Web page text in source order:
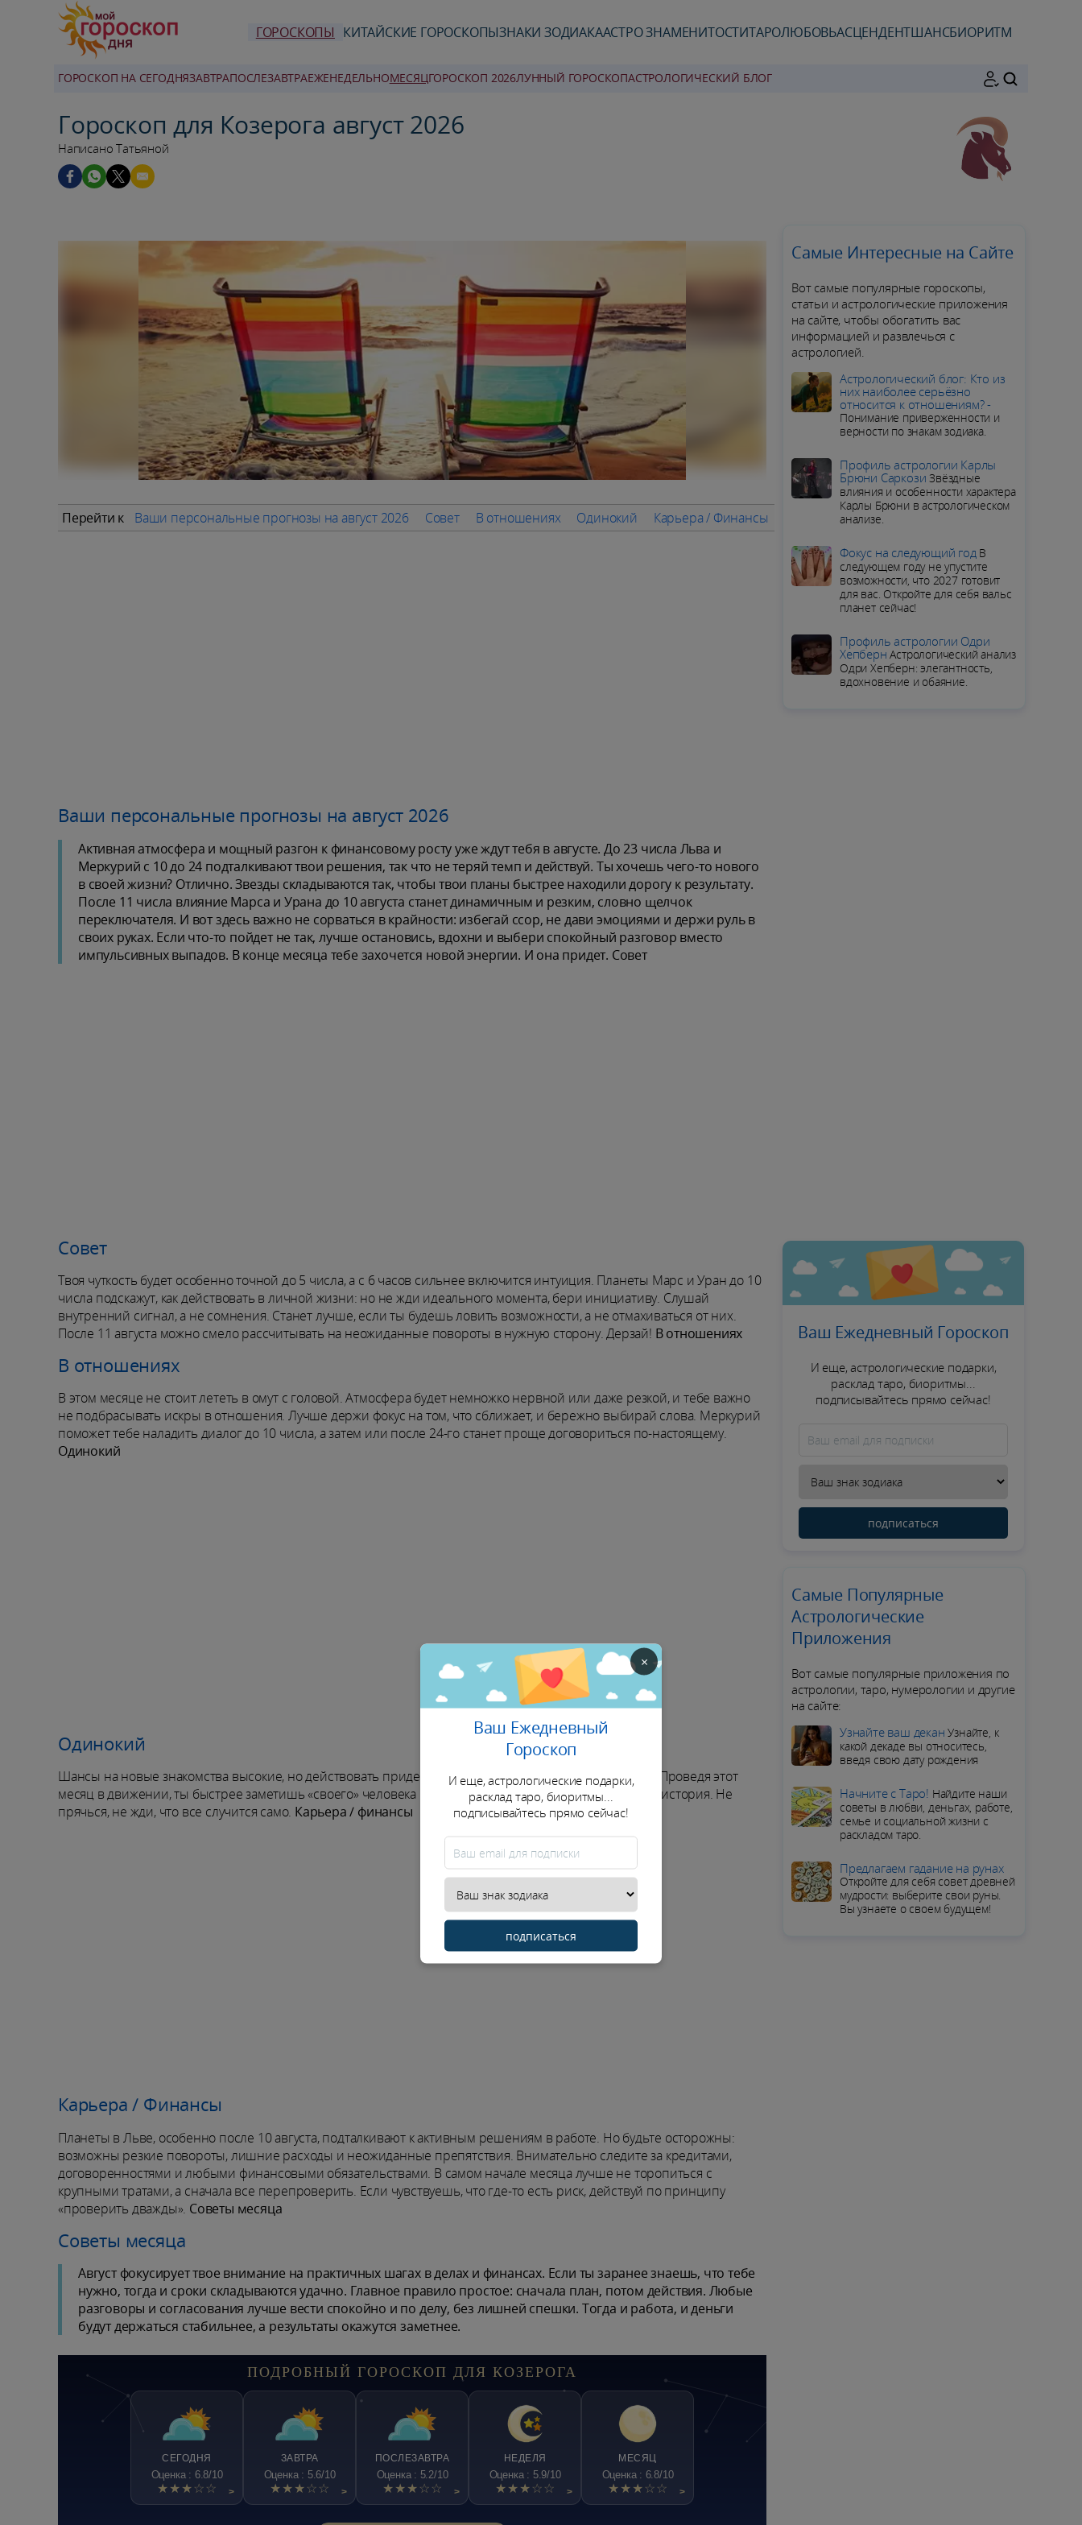
ГОРОСКОПЫ КИТАЙСКИЕ ГОРОСКОПЫЗНАКИ ЗОДИАКААСТРО ЗНАМЕНИТОСТИТАРОЛЮБОВЬАСЦЕНДЕНТШАНСБИОРИТМ
ГОРОСКОП НА СЕГОДНЯЗАВТРАПОСЛЕЗАВТРАЕЖЕНЕДЕЛЬНОMЕСЯЦГОРОСКОП 2026ЛУННЫЙ ГОРОСКОПAСТРОЛОГИЧЕСКИЙ БЛОГ
Гороскоп для Козерога август 2026
Написано Татьяной
Перейти к Ваши персональные прогнозы на август 2026 Совет В отношениях Одинокий Карьера / Финансы Советы месяца ПОДРОБНЫЙ ГОРОСКОП для
Ваши персональные прогнозы на август 2026
Активная атмосфера и мощный разгон к финансовому росту уже ждут тебя в августе. До 23 числа Льва и
Меркурий с 10 до 24 подталкивают твои решения, так что не теряй темп и действуй. Ты хочешь чего-то нового
в своей жизни? Отлично. Звезды складываются так, чтобы твои планы быстрее находили дорогу к результату.
После 11 числа влияние Марса и Урана до 10 августа станет динамичным и резким, словно щелчок
переключателя. И вот здесь важно не сорваться в крайности: избегай ссор, не дави эмоциями и держи руль в
своих руках. Если что-то пойдет не так, лучше остановись, вдохни и выбери спокойный разговор вместо
импульсивных выпадов. В конце месяца тебе захочется новой энергии. И она придет. Совет
Совет
Твоя чуткость будет особенно точной до 5 числа, а с 6 часов сильнее включится интуиция. Планеты Марс и Уран до 10
числа подскажут, как действовать в личной жизни: но не жди идеального момента, бери инициативу. Слушай
внутренний сигнал, а не сомнения. Станет лучше, если ты будешь ловить возможности, а не отмахиваться от них.
После 11 августа можно смело рассчитывать на неожиданные повороты в нужную сторону. Дерзай! В отношениях
В отношениях
В этом месяце не стоит лететь в омут с головой. Атмосфера будет немножко нервной или даже резкой, и тебе важно
не подбрасывать искры в отношения. Лучше держи фокус на том, что сближает, и бережно выбирай слова. Меркурий
поможет тебе наладить диалог до 10 числа, а затем или после 24-го станет проще договориться по-настоящему.
Одинокий
Одинокий
Шансы на новые знакомства высокие, но действовать придется смело. Тот, кто рискует, выигрывает. Проведя этот
месяц в движении, ты быстрее заметишь «своего» человека и поймешь, где начинается твоя личная история. Не
прячься, не жди, что все случится само. Карьера / финансы
Карьера / Финансы
Планеты в Льве, особенно после 10 августа, подталкивают к активным решениям в работе. Но будьте осторожны:
возможны резкие повороты, лишние расходы и неожиданные препятствия. Внимательно следите за кредитами,
договоренностями и любыми финансовыми обязательствами. В самом начале месяца лучше не торопиться с
крупными тратами, а сначала все перепроверить. Если чувствуешь, что где-то есть риск, действуй по принципу
«проверить дважды». Советы месяца
Советы месяца
Август фокусирует твое внимание на практичных шагах в делах и финансах. Если ты заранее знаешь, что тебе
нужно, тогда и сроки складываются удачно. Главное правило простое: сначала план, потом действия. Любые
разговоры и согласования лучше вести спокойно и по делу, без лишней спешки. Тогда и работа, и деньги
будут держаться стабильнее, а результаты окажутся заметнее.
ПОДРОБНЫЙ ГОРОСКОП ДЛЯ КОЗЕРОГА
СЕГОДНЯ
Оценка : 6.8/10
★★★☆☆ >
ЗАВТРА
Оценка : 5.6/10
★★★☆☆ >
ПОСЛЕЗАВТРА
Оценка : 5.2/10
★★★☆☆ >
НЕДЕЛЯ
Оценка : 5.9/10
★★★☆☆ >
МЕСЯЦ
Оценка : 6.8/10
★★★☆☆ >
Самые Интересные на Сайте
Вот самые популярные гороскопы,
статьи и астрологические приложения
на сайте, чтобы обогатить вас
информацией и развлечься с
астрологией.
Aстрологический блог: Кто из
них наиболее серьёзно
относится к отношениям? -
Понимание приверженности и
верности по знакам зодиака.
Профиль астрологии Карлы
Брюни СаркозиЗвёздные
влияния и особенности характера
Карлы Брюни в астрологическом
анализе.
Фокус на следующий год В
следующем году не упустите
возможности, что 2027 готовит
для вас. Откройте для себя вальс
планет сейчас!
Профиль астрологии Одри
ХепбернАстрологический анализ
Одри Хепберн: элегантность,
вдохновение и обаяние.
Ваш Ежедневный Гороскоп
И еще, астрологические подарки,
расклад таро, биоритмы...
подписывайтесь прямо сейчас!
подписаться
Самые Популярные
Астрологические
Приложения
Вот самые популярные приложения по
астрологии, таро, нумерологии и другие
на сайте:
Узнайте ваш деканУзнайте, к
какой декаде вы относитесь,
введя свою дату рождения
Начните с Таро! Найдите наши
советы в любви, деньгах, работе,
семье и социальной жизни с
раскладом таро.
Предлагаем гадание на рунах
Откройте для себя совет древней
мудрости: выберите свои руны.
Вы узнаете о своем будущем!
×
Ваш Ежедневный
Гороскоп
И еще, астрологические подарки,
расклад таро, биоритмы...
подписывайтесь прямо сейчас!
подписаться